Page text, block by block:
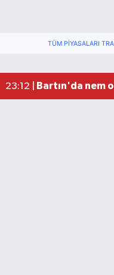
TÜM PIYASALARI
23:12 |
Bartın'da nem